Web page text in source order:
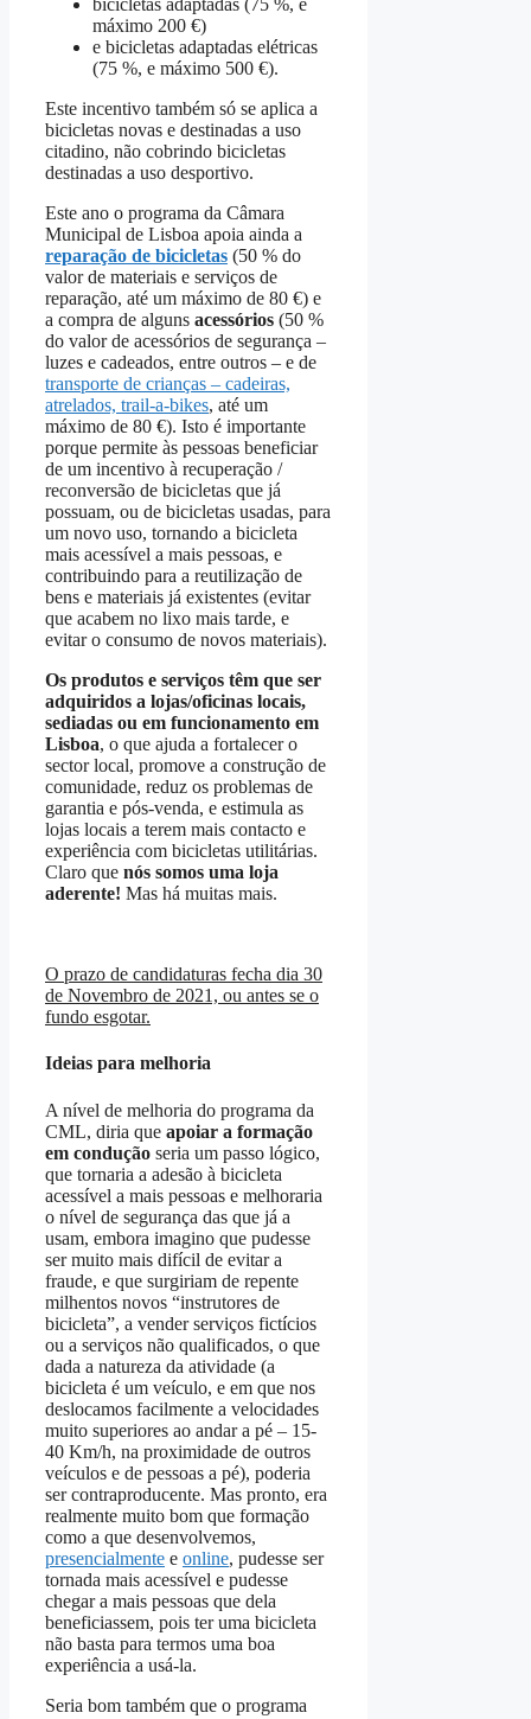
bicicletas adaptadas (75 %, e
máximo 200 €)
e bicicletas adaptadas elétricas
(75 %, e máximo 500 €).
Este incentivo também só se aplica a
bicicletas novas e destinadas a uso
citadino, não cobrindo bicicletas
destinadas a uso desportivo.
Este ano o programa da Câmara
Municipal de Lisboa apoia ainda a
reparação de bicicletas (50 % do
valor de materiais e serviços de
reparação, até um máximo de 80 €) e
a compra de alguns acessórios (50 %
do valor de acessórios de segurança –
luzes e cadeados, entre outros – e de
transporte de crianças – cadeiras,
atrelados, trail-a-bikes, até um
máximo de 80 €). Isto é importante
porque permite às pessoas beneficiar
de um incentivo à recuperação /
reconversão de bicicletas que já
possuam, ou de bicicletas usadas, para
um novo uso, tornando a bicicleta
mais acessível a mais pessoas, e
contribuindo para a reutilização de
bens e materiais já existentes (evitar
que acabem no lixo mais tarde, e
evitar o consumo de novos materiais).
Os produtos e serviços têm que ser
adquiridos a lojas/oficinas locais,
sediadas ou em funcionamento em
Lisboa, o que ajuda a fortalecer o
sector local, promove a construção de
comunidade, reduz os problemas de
garantia e pós-venda, e estimula as
lojas locais a terem mais contacto e
experiência com bicicletas utilitárias.
Claro que nós somos uma loja
aderente! Mas há muitas mais.
O prazo de candidaturas fecha dia 30
de Novembro de 2021, ou antes se o
fundo esgotar.
Ideias para melhoria
A nível de melhoria do programa da
CML, diria que apoiar a formação
em condução seria um passo lógico,
que tornaria a adesão à bicicleta
acessível a mais pessoas e melhoraria
o nível de segurança das que já a
usam, embora imagino que pudesse
ser muito mais difícil de evitar a
fraude, e que surgiriam de repente
milhentos novos “instrutores de
bicicleta”, a vender serviços fictícios
ou a serviços não qualificados, o que
dada a natureza da atividade (a
bicicleta é um veículo, e em que nos
deslocamos facilmente a velocidades
muito superiores ao andar a pé – 15-
40 Km/h, na proximidade de outros
veículos e de pessoas a pé), poderia
ser contraproducente. Mas pronto, era
realmente muito bom que formação
como a que desenvolvemos,
presencialmente e online, pudesse ser
tornada mais acessível e pudesse
chegar a mais pessoas que dela
beneficiassem, pois ter uma bicicleta
não basta para termos uma boa
experiência a usá-la.
Seria bom também que o programa